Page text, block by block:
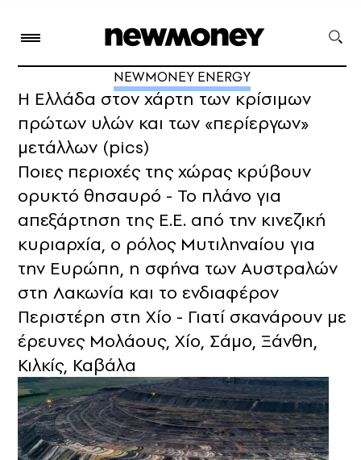
NEWMONEY ENERGY
H Ελλάδα στον χάρτη των κρίσιμων
πρώτων υλών και των «περίεργων»
μετάλλων (pics)
Ποιες περιοχές της χώρας κρύβουν
ορυκτό θησαυρό - Το πλάνο για
απεξάρτηση της Ε.Ε. από την κινεζική
κυριαρχία, ο ρόλος Μυτιληναίου για
την Ευρώπη, η σφήνα των Αυστραλών
στη Λακωνία και το ενδιαφέρον
Περιστέρη στη Χίο - Γιατί σκανάρουν με
έρευνες Μολάους, Χίο, Σάμο, Ξάνθη,
Κιλκίς, Καβάλα